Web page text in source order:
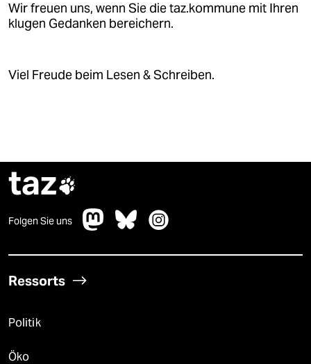
Wir freuen uns, wenn Sie die taz.kommune mit Ihren
klugen Gedanken bereichern.
Viel Freude beim Lesen & Schreiben.
taz
Folgen Sie uns
Ressorts
Politik
Öko